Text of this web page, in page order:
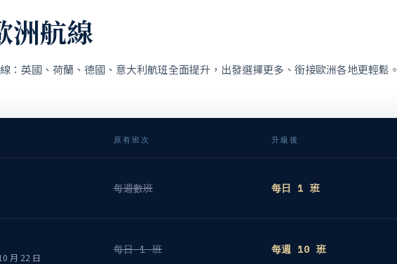
洲航線
：英國、荷蘭、德國、意大利航班全面提升，出發選擇更多、銜接歐洲各地更輕鬆。
原有班次 升級後
每週數班 每日 1 班
月 22 日
每日 1 班 每週 10 班